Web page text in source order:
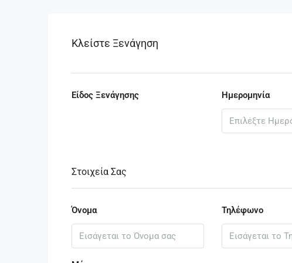
Κλείστε Ξενάγηση
Είδος Ξενάγησης Ημερομηνία
Στοιχεία Σας
Όνομα Τηλέφωνο